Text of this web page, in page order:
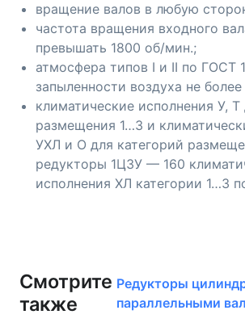
вращение валов в любую
частота вращения входного
превышать 1800 об/мин.;
атмосфера типов I и II по ГОСТ
запыленности воздуха не
климатические исполнения У, Т
размещения 1…3 и
УХЛ и О для категорий
редукторы 1Ц3У — 160
исполнения ХЛ категории 1…3
Смотрите
также
Редукторы
параллельными